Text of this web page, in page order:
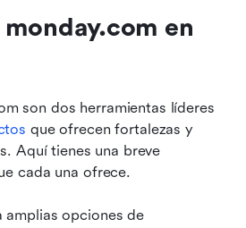
en
son dos herramientas líderes
que ofrecen fortalezas y
Aquí tienes una breve
cada una ofrece.
amplias opciones de